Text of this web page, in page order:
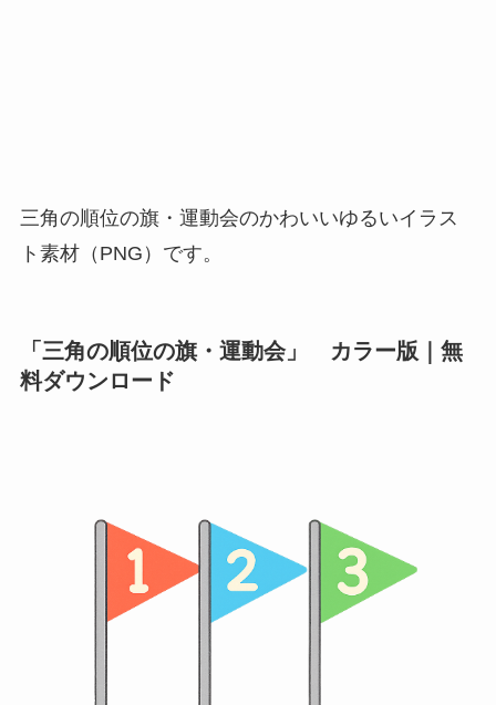
三角の順位の旗・運動会のかわいいゆるいイラス
ト素材（PNG）です。
「三角の順位の旗・運動会」 カラー版｜無
料ダウンロード